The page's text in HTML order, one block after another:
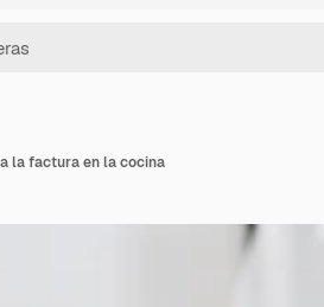
la factura en la cocina